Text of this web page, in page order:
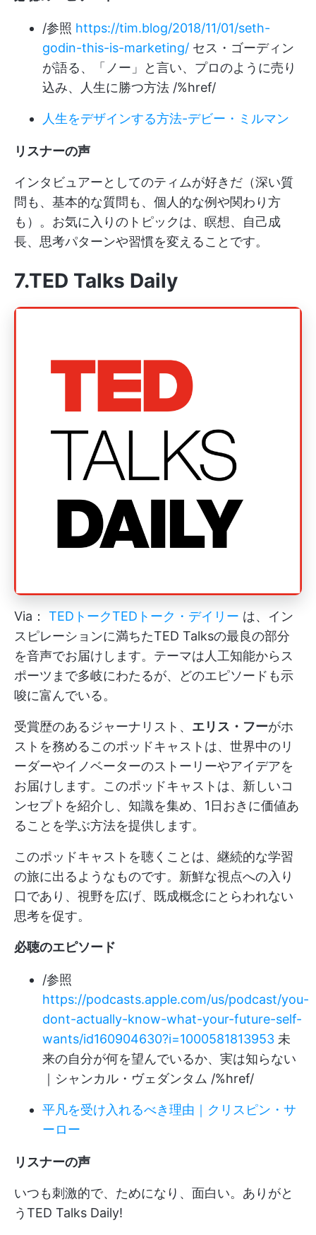
/参照 https://tim.blog/2018/11/01/seth-
godin-this-is-marketing/ セス・ゴーディン
が語る、「ノー」と言い、プロのように売り
込み、人生に勝つ方法 /%href/
人生をデザインする方法-デビー・ミルマン
リスナーの声
インタビュアーとしてのティムが好きだ（深い質
問も、基本的な質問も、個人的な例や関わり方
も）。お気に入りのトピックは、瞑想、自己成
長、思考パターンや習慣を変えることです。
7.TED Talks Daily
Via： TEDトークTEDトーク・デイリー は、イン
スピレーションに満ちたTED Talksの最良の部分
を音声でお届けします。テーマは人工知能からス
ポーツまで多岐にわたるが、どのエピソードも示
唆に富んでいる。
受賞歴のあるジャーナリスト、 エリス・フーがホ
ストを務めるこのポッドキャストは、世界中のリ
ーダーやイノベーターのストーリーやアイデアを
お届けします。このポッドキャストは、新しいコ
ンセプトを紹介し、知識を集め、1日おきに価値あ
ることを学ぶ方法を提供します。
このポッドキャストを聴くことは、継続的な学習
の旅に出るようなものです。新鮮な視点への入り
口であり、視野を広げ、既成概念にとらわれない
思考を促す。
必聴のエピソード
/参照
https://podcasts.apple.com/us/podcast/you-
dont-actually-know-what-your-future-self-
wants/id160904630?i=1000581813953 未
来の自分が何を望んでいるか、実は知らない
｜シャンカル・ヴェダンタム /%href/
平凡を受け入れるべき理由｜クリスピン・サ
ーロー
リスナーの声
いつも刺激的で、ためになり、面白い。ありがと
うTED Talks Daily!